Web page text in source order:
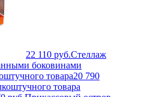
22 110 руб.Стеллаж
боковинами
20 790
товара